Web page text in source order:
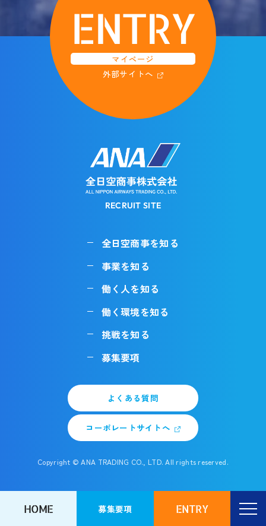
HOME 募集要項 ENTRY
ENTRY
マイページ
外部サイトへ
RECRUIT SITE
全日空商事を知る
事業を知る
働く人を知る
働く環境を知る
挑戦を知る
募集要項
よくある質問
コーポレートサイトへ
Copyright © ANA TRADING CO., LTD. All rights reserved.